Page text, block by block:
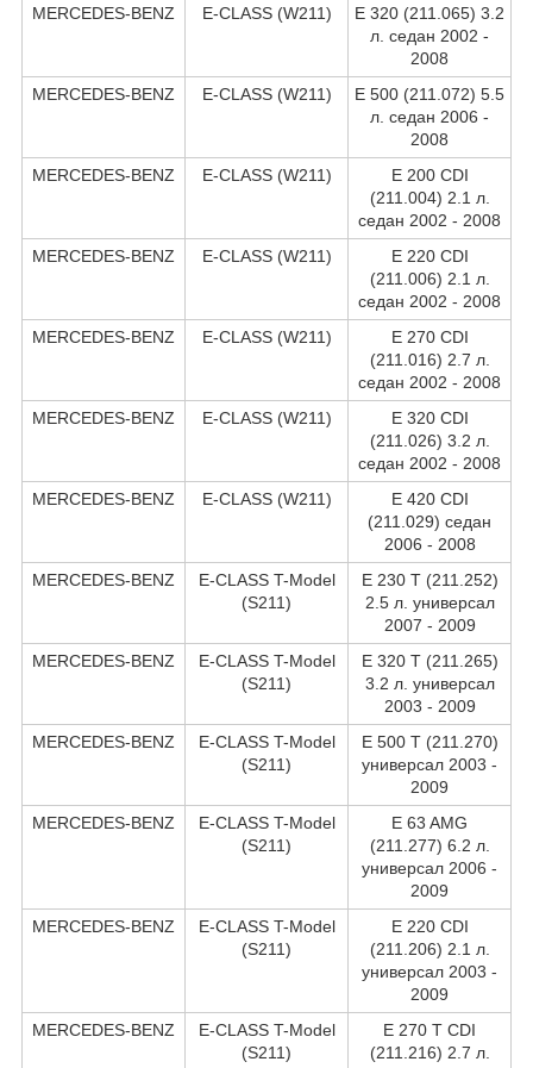
MERCEDES-BENZ
E-CLASS (W211)
E 320 (211.065) 3.2
л. седан 2002 -
2008
MERCEDES-BENZ
E-CLASS (W211)
E 500 (211.072) 5.5
л. седан 2006 -
2008
MERCEDES-BENZ
E-CLASS (W211)
E 200 CDI
(211.004) 2.1 л.
седан 2002 - 2008
MERCEDES-BENZ
E-CLASS (W211)
E 220 CDI
(211.006) 2.1 л.
седан 2002 - 2008
MERCEDES-BENZ
E-CLASS (W211)
E 270 CDI
(211.016) 2.7 л.
седан 2002 - 2008
MERCEDES-BENZ
E-CLASS (W211)
E 320 CDI
(211.026) 3.2 л.
седан 2002 - 2008
MERCEDES-BENZ
E-CLASS (W211)
E 420 CDI
(211.029) седан
2006 - 2008
MERCEDES-BENZ
E-CLASS T-Model
(S211)
E 230 T (211.252)
2.5 л. универсал
2007 - 2009
MERCEDES-BENZ
E-CLASS T-Model
(S211)
E 320 T (211.265)
3.2 л. универсал
2003 - 2009
MERCEDES-BENZ
E-CLASS T-Model
(S211)
E 500 T (211.270)
универсал 2003 -
2009
MERCEDES-BENZ
E-CLASS T-Model
(S211)
E 63 AMG
(211.277) 6.2 л.
универсал 2006 -
2009
MERCEDES-BENZ
E-CLASS T-Model
(S211)
E 220 CDI
(211.206) 2.1 л.
универсал 2003 -
2009
MERCEDES-BENZ
E-CLASS T-Model
(S211)
E 270 T CDI
(211.216) 2.7 л.